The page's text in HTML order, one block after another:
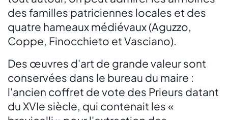
des familles patriciennes locales et des
quatre hameaux médiévaux (Aguzzo,
Coppe, Finocchieto et Vasciano).
Des œuvres d'art de grande valeur sont
conservées dans le bureau du maire :
l'ancien coffret de vote des Prieurs datant
du XVIe siècle, qui contenait les «